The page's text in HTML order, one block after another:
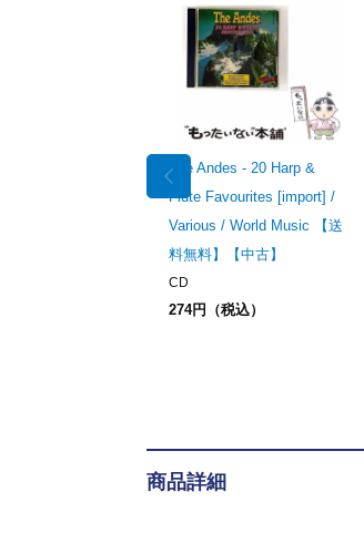
The Andes - 20 Harp &
Flute Favourites [import] /
Various / World Music 【送
料無料】【中古】
CD
274円（税込）
商品詳細